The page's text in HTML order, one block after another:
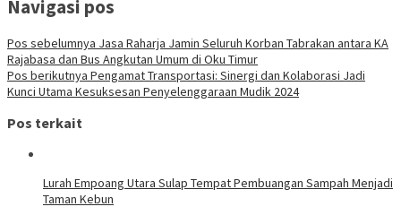
Navigasi pos
Pos sebelumnya Jasa Raharja Jamin Seluruh Korban Tabrakan antara KA
Rajabasa dan Bus Angkutan Umum di Oku Timur
Pos berikutnya Pengamat Transportasi: Sinergi dan Kolaborasi Jadi
Kunci Utama Kesuksesan Penyelenggaraan Mudik 2024
Pos terkait
Lurah Empoang Utara Sulap Tempat Pembuangan Sampah Menjadi
Taman Kebun